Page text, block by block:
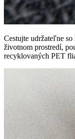
Cestujte udržateľne
životnom prostredí,
recyklovaných PET